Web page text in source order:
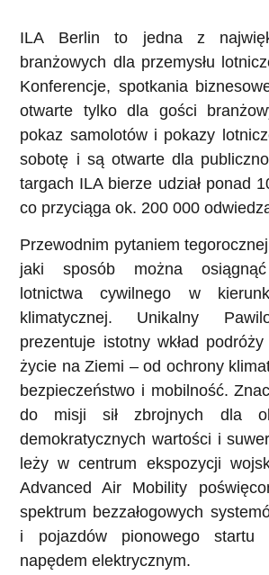
ILA Berlin to jedna z
branżowych dla przemysłu
Konferencje, spotkania
otwarte tylko dla gości
pokaz samolotów i pokazy
sobotę i są otwarte dla
targach ILA bierze udział ponad
co przyciąga ok. 200 000
Przewodnim pytaniem
jaki sposób można osiągnąć
lotnictwa cywilnego w
klimatycznej. Unikalny
prezentuje istotny wkład
życie na Ziemi – od ochrony
bezpieczeństwo i mobilność.
do misji sił zbrojnych dla
demokratycznych wartości i
leży w centrum ekspozycji
Advanced Air Mobility
spektrum bezzałogowych
i pojazdów pionowego
napędem elektrycznym.